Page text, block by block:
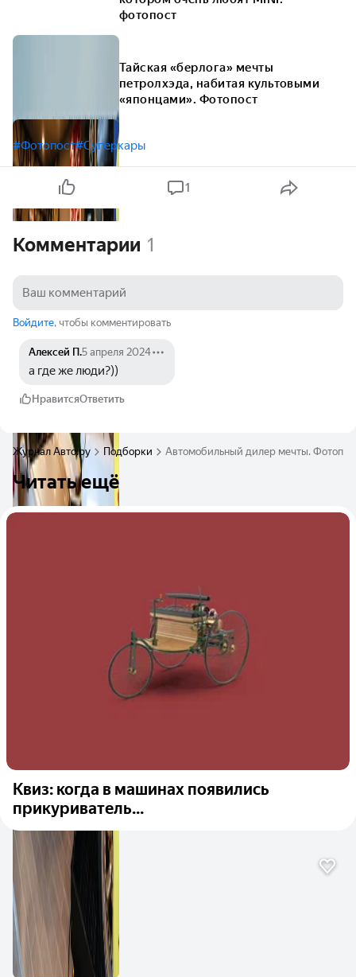
фотопост
Тайская «берлога» мечты
петролхэда, набитая культовыми
«японцами». Фотопост
#Фотопост#Суперкары
1
Комментарии 1
Войдите, чтобы комментировать
Алексей П.5 апреля 2024
а где же люди?))
НравитсяОтветить
Журнал Авто.ру Подборки Автомобильный дилер мечты.
Читать ещё
Квиз: когда в машинах появились
прикуриватель...